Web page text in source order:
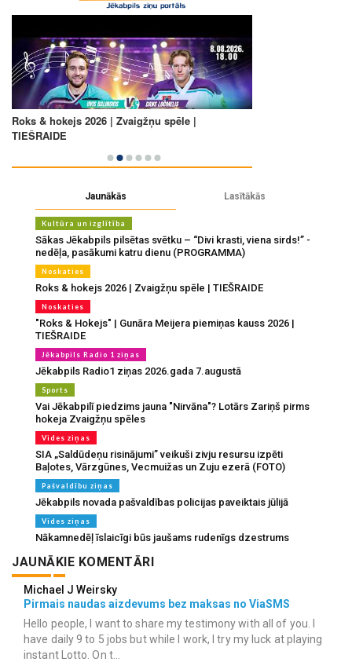
Jaunākās Lasītākās
Kultūra un izglītība
Sākas Jēkabpils pilsētas svētku – “Divi krasti, viena sirds!” -
nedēļa, pasākumi katru dienu (PROGRAMMA)
Noskaties
Roks & hokejs 2026 | Zvaigžņu spēle | TIEŠRAIDE
Noskaties
"Roks & Hokejs" | Gunāra Meijera piemiņas kauss 2026 |
TIEŠRAIDE
Jēkabpils Radio 1 ziņas
Jēkabpils Radio1 ziņas 2026.gada 7.augustā
Sports
Vai Jēkabpilī piedzims jauna "Nirvāna"? Lotārs Zariņš pirms
hokeja Zvaigžņu spēles
Vides ziņas
SIA „Saldūdeņu risinājumi” veikuši zivju resursu izpēti
Baļotes, Vārzgūnes, Vecmuižas un Zuju ezerā (FOTO)
Pašvaldību ziņas
Jēkabpils novada pašvaldības policijas paveiktais jūlijā
Vides ziņas
Nākamnedēļ īslaicīgi būs jaušams rudenīgs dzestrums
JAUNĀKIE KOMENTĀRI
Michael J Weirsky
Pirmais naudas aizdevums bez maksas no ViaSMS
Hello people, I want to share my testimony with all of you. I
have daily 9 to 5 jobs but while I work, I try my luck at playing
instant Lotto. On t...